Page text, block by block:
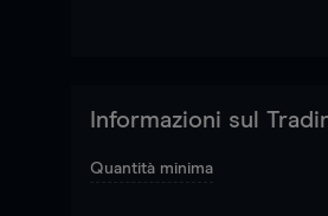
Informazioni sul
Quantità minima